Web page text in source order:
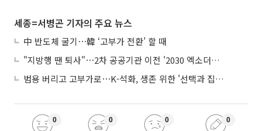
세종=서병곤 기자의 주요 뉴스
中 반도체 굴기⋯韓 ‘고부가 전환’ 할 때
"지방행 땐 퇴사"⋯2차 공공기관 이전 '2030 엑소더스' 뇌관
범용 버리고 고부가로⋯K-석화, 생존 위한 '선택과 집중'
0 0 0 0